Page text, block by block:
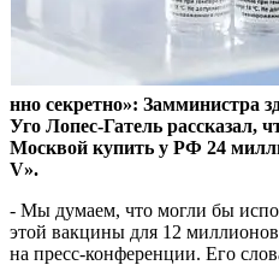
нно секретно»: Замминистра
Уго Лопес-Гатель рассказал,
Москвой купить у РФ 24
V».
- Мы думаем, что могли бы
этой вакцины для 12
на пресс-конференции. Его